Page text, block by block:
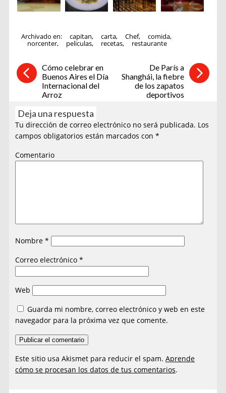
Archivado en: capitan, carta, Chef, comida,
norcenter, peliculas, recetas, restaurante
Cómo celebrar en
Buenos Aires el Día
Internacional del
Arroz
De París a
Shanghái, la fiebre
de los zapatos
deportivos
Deja una respuesta
Tu dirección de correo electrónico no será publicada. Los
campos obligatorios están marcados con*
Comentario
Nombre*
Correo electrónico*
Web
Guarda mi nombre, correo electrónico y web en este
navegador para la próxima vez que comente.
Este sitio usa Akismet para reducir el spam.Aprende
cómo se procesan los datos de tus comentarios.